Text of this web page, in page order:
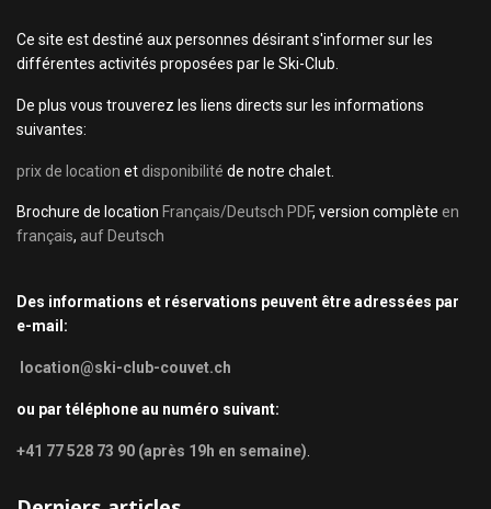
Ce site est destiné aux personnes désirant s'informer sur les
différentes activités proposées par le Ski-Club.
De plus vous trouverez les liens directs sur les informations
suivantes:
prix de location et disponibilité de notre chalet.
Brochure de location Français/Deutsch PDF, version complète en
français, auf Deutsch
Des informations et réservations peuvent être adressées par
e-mail:
location@ski-club-couvet.ch
ou par téléphone au numéro suivant:
+41 77 528 73 90 (après 19h en semaine)